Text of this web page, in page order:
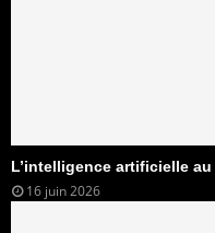
L’intelligence artificielle
16 juin 2026